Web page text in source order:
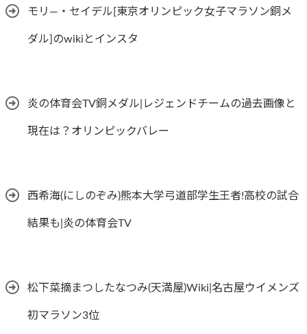
モリ―・セイデル[東京オリンピック女子マラソン銅メ
ダル]のwikiとインスタ
炎の体育会TV銅メダル|レジェンドチームの過去画像と
現在は？オリンピックバレー
西希海(にしのぞみ)熊本大学弓道部学生王者!高校の試合
結果も|炎の体育会TV
松下菜摘まつしたなつみ(天満屋)Wiki|名古屋ウイメンズ
初マラソン3位